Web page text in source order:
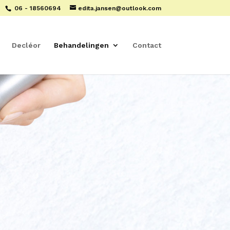
06 - 18560694 edita.jansen@outlook.com
Decléor Behandelingen Contact